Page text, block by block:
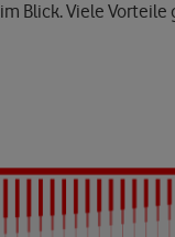
im Blick. Viele Vorteile